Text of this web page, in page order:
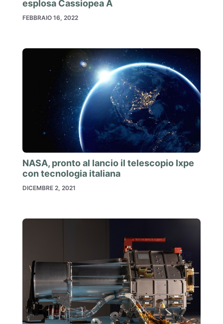
esplosa Cassiopea A
FEBBRAIO 16, 2022
NASA, pronto al lancio il telescopio Ixpe
con tecnologia italiana
DICEMBRE 2, 2021